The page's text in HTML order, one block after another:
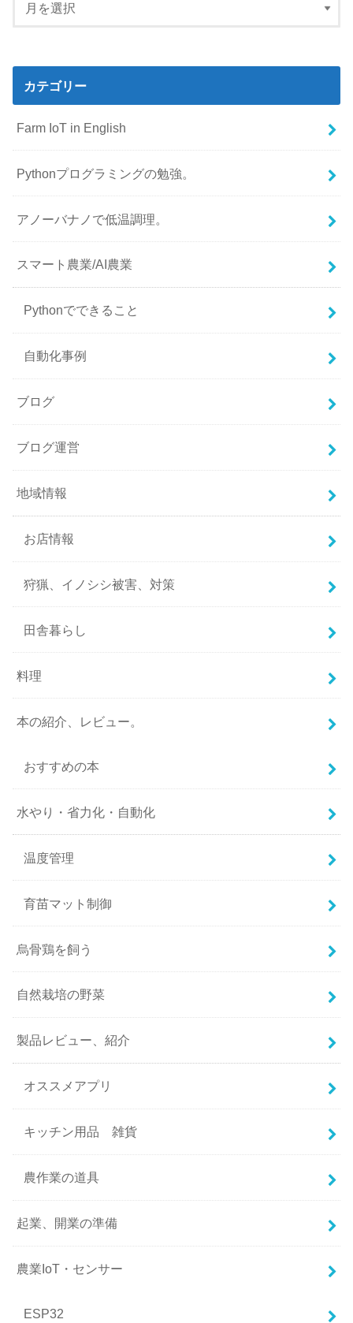
カテゴリー
Farm IoT in English
Pythonプログラミングの勉強。
アノーバナノで低温調理。
スマート農業/AI農業
Pythonでできること
自動化事例
ブログ
ブログ運営
地域情報
お店情報
狩猟、イノシシ被害、対策
田舎暮らし
料理
本の紹介、レビュー。
おすすめの本
水やり・省力化・自動化
温度管理
育苗マット制御
烏骨鶏を飼う
自然栽培の野菜
製品レビュー、紹介
オススメアプリ
キッチン用品 雑貨
農作業の道具
起業、開業の準備
農業IoT・センサー
ESP32